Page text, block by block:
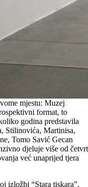
mjestu: Muzej
format, to
godina predstavila
Stilinovića, Martinisa,
Tomo Savić Gecan
djeluje više od četvrt
već unaprijed tjera
izložbi “Stara tiskara”,